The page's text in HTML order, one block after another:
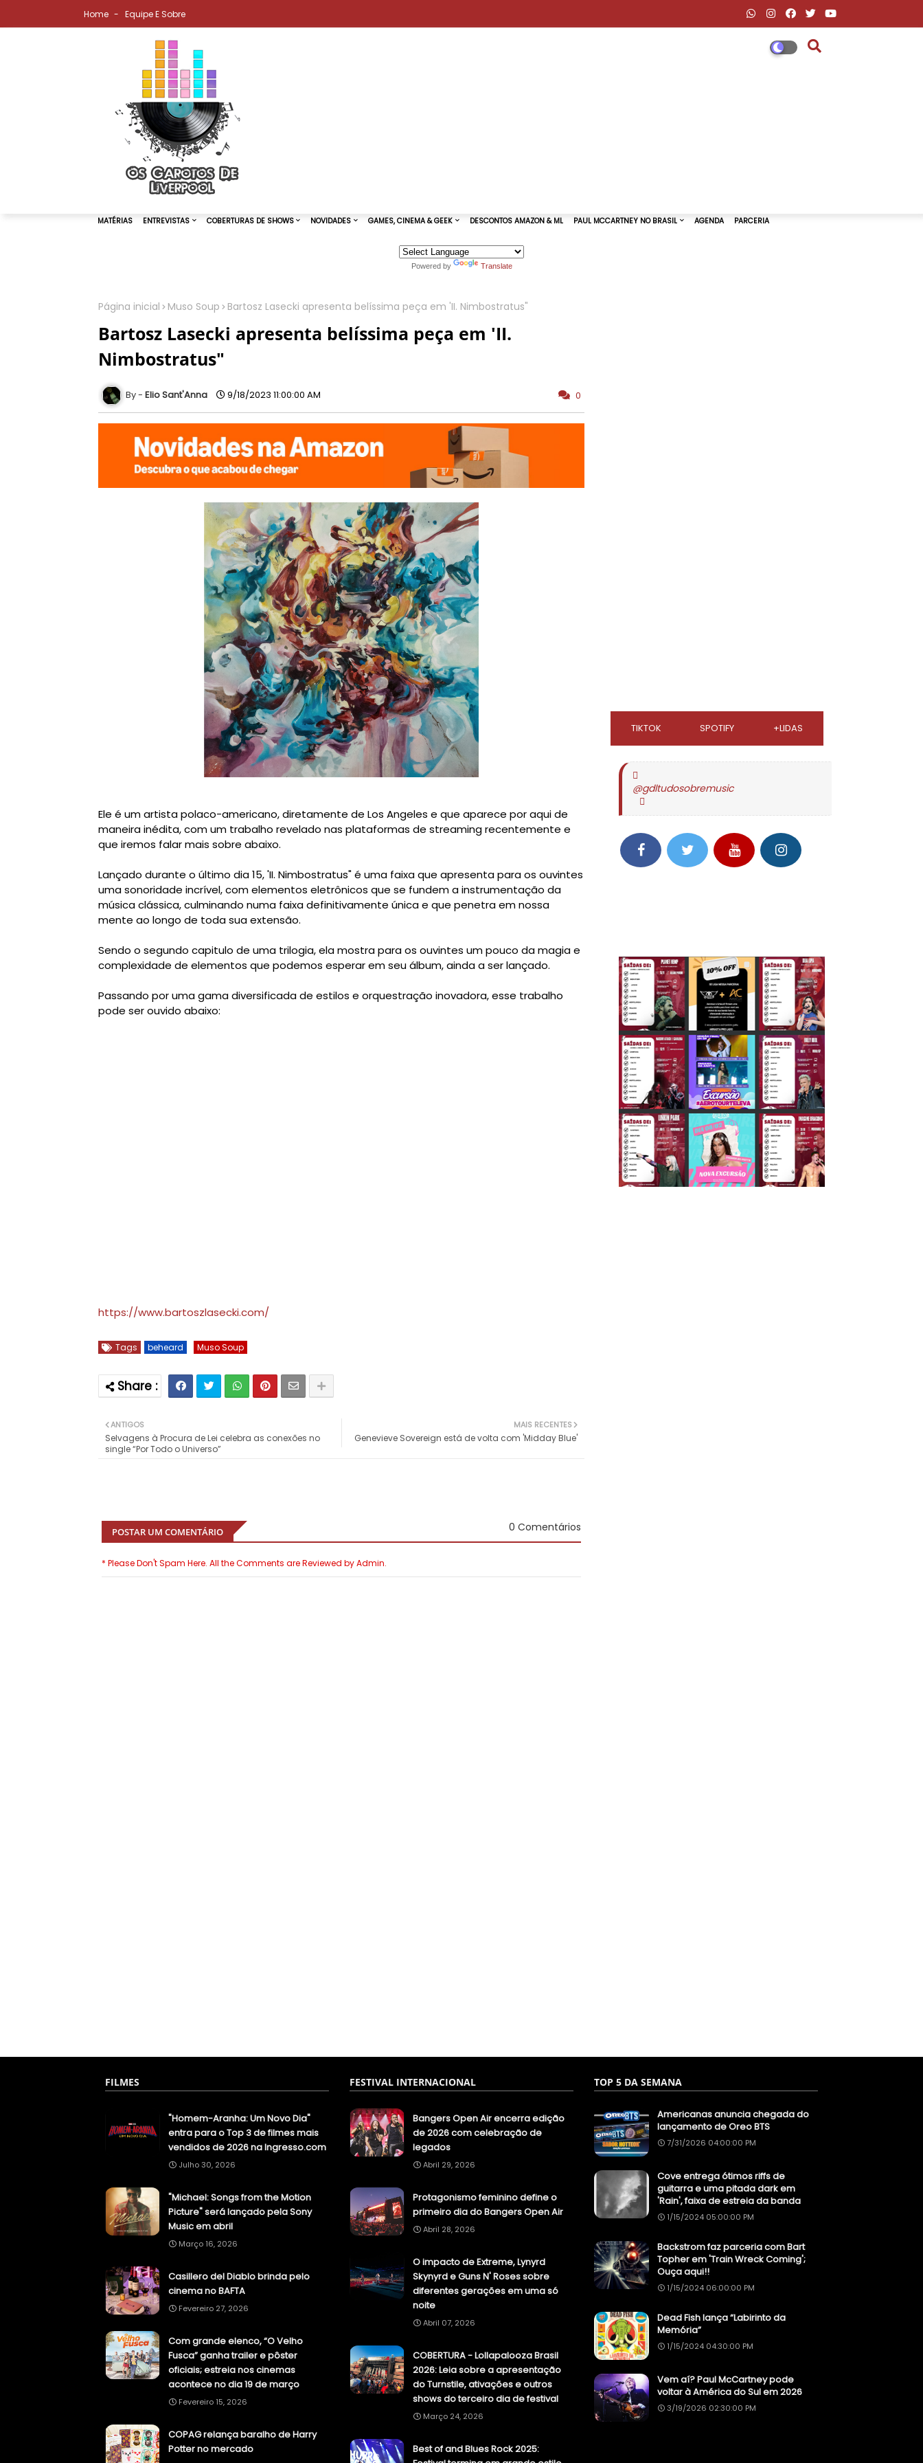
Home Equipe E Sobre
Powered by Translate
Página inicial Muso Soup Bartosz Lasecki apresenta belíssima peça em 'II. Nimbostratus"
Bartosz Lasecki apresenta belíssima peça em 'II.
Nimbostratus"
Elio Sant'Anna 9/18/2023 11:00:00 AM 0
Ele é um artista polaco-americano, diretamente de Los Angeles e que aparece por aqui de
maneira inédita, com um trabalho revelado nas plataformas de streaming recentemente e
que iremos falar mais sobre abaixo.
Lançado durante o último dia 15, 'II. Nimbostratus" é uma faixa que apresenta para os ouvintes
uma sonoridade incrível, com elementos eletrônicos que se fundem a instrumentação da
música clássica, culminando numa faixa definitivamente única e que penetra em nossa
mente ao longo de toda sua extensão.
Sendo o segundo capitulo de uma trilogia, ela mostra para os ouvintes um pouco da magia e
complexidade de elementos que podemos esperar em seu álbum, ainda a ser lançado.
Passando por uma gama diversificada de estilos e orquestração inovadora, esse trabalho
pode ser ouvido abaixo:
https://www.bartoszlasecki.com/
Tags beheard Muso Soup
MAIS RECENTES
Genevieve Sovereign está de volta com 'Midday Blue'
ANTIGOS
Selvagens à Procura de Lei celebra as conexões no
single “Por Todo o Universo”
POSTAR UM COMENTÁRIO 0 Comentários
* Please Don't Spam Here. All the Comments are Reviewed by Admin.
TIKTOK SPOTIFY +LIDAS
@gdltudosobremusic
FILMES
"Homem-Aranha: Um Novo Dia"
entra para o Top 3 de filmes mais
vendidos de 2026 na Ingresso.com
Julho 30, 2026
"Michael: Songs from the Motion
Picture" será lançado pela Sony
Music em abril
Março 16, 2026
Casillero del Diablo brinda pelo
cinema no BAFTA
Fevereiro 27, 2026
Com grande elenco, “O Velho
Fusca” ganha trailer e pôster
oficiais; estreia nos cinemas
acontece no dia 19 de março
Fevereiro 15, 2026
COPAG relança baralho de Harry
Potter no mercado
FESTIVAL INTERNACIONAL
Bangers Open Air encerra edição
de 2026 com celebração de
legados
Abril 29, 2026
Protagonismo feminino define o
primeiro dia do Bangers Open Air
Abril 28, 2026
O impacto de Extreme, Lynyrd
Skynyrd e Guns N' Roses sobre
diferentes gerações em uma só
noite
Abril 07, 2026
COBERTURA - Lollapalooza Brasil
2026: Leia sobre a apresentação
do Turnstile, ativações e outros
shows do terceiro dia de festival
Março 24, 2026
Best of and Blues Rock 2025:
TOP 5 DA SEMANA
Americanas anuncia chegada do
lançamento de Oreo BTS
7/31/2026 04:00:00 PM
Cove entrega ótimos riffs de
guitarra e uma pitada dark em
'Rain', faixa de estreia da banda
1/15/2024 05:00:00 PM
Backstrom faz parceria com Bart
Topher em 'Train Wreck Coming';
Ouça aqui!!
1/15/2024 06:00:00 PM
Dead Fish lança “Labirinto da
Memória”
1/15/2024 04:30:00 PM
Vem aí? Paul McCartney pode
voltar à América do Sul em 2026
3/19/2026 02:30:00 PM